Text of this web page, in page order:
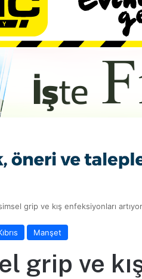
grip ve kış enfeksiyonları
Manşet
grip ve